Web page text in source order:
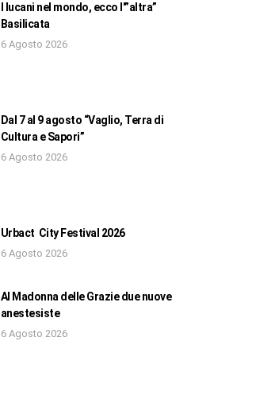
I lucani nel mondo, ecco l'”altra”
Basilicata
6 Agosto 2026
Dal 7 al 9 agosto “Vaglio, Terra di
Cultura e Sapori”
6 Agosto 2026
Urbact City Festival 2026
6 Agosto 2026
Al Madonna delle Grazie due nuove
anestesiste
6 Agosto 2026